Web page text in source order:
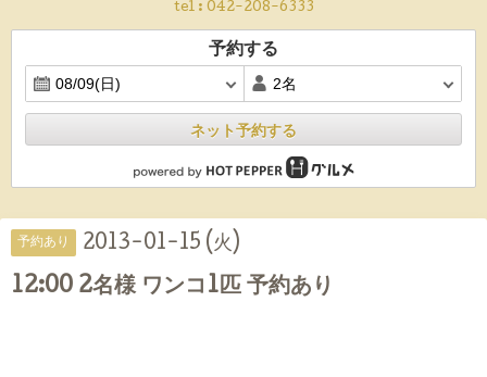
tel : 042-208-6333
予約する
ネット予約する
予約あり 2013-01-15 (火)
12:00 2名様 ワンコ1匹 予約あり